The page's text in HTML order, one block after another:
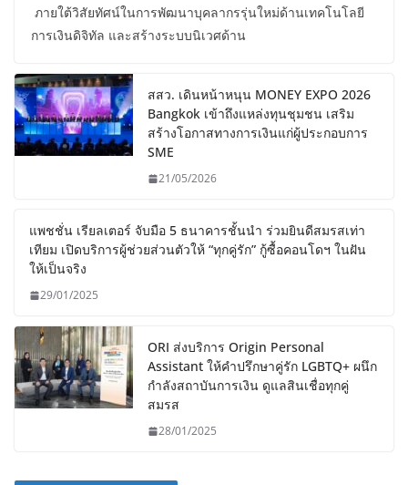
ภายใต้วิสัยทัศน์ในการพัฒนาบุคลากรรุ่นใหม่ด้านเทคโนโลยี
การเงินดิจิทัล และสร้างระบบนิเวศด้าน
สสว. เดินหน้าหนุน MONEY EXPO 2026
Bangkok เข้าถึงแหล่งทุนชุมชน เสริม
สร้างโอกาสทางการเงินแก่ผู้ประกอบการ
SME
21/05/2026
แพชชั่น เรียลเตอร์ จับมือ 5 ธนาคารชั้นนำ ร่วมยินดีสมรสเท่า
เทียม เปิดบริการผู้ช่วยส่วนตัวให้ “ทุกคู่รัก” กู้ซื้อคอนโดฯ ในฝัน
ให้เป็นจริง
29/01/2025
ORI ส่งบริการ Origin Personal
Assistant ให้คำปรึกษาคู่รัก LGBTQ+ ผนึก
กำลังสถาบันการเงิน ดูแลสินเชื่อทุกคู่
สมรส
28/01/2025